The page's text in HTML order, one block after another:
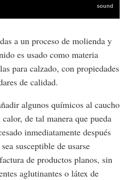
a un proceso de molienda y
es usado como materia
para calzado, con propiedades
de calidad.
algunos químicos al caucho
de tal manera que pueda
inmediatamente después
susceptible de usarse
de productos planos, sin
aglutinantes o látex de